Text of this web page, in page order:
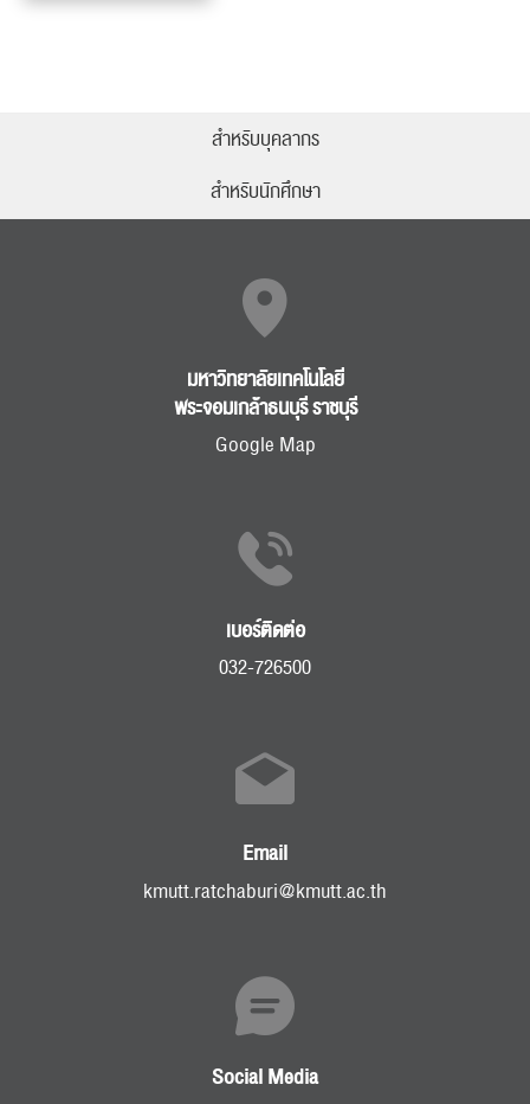
สำหรับบุคลากร
สำหรับนักศึกษา
มหาวิทยาลัยเทคโนโลยี
พระจอมเกล้าธนบุรี ราชบุรี
Google Map
เบอร์ติดต่อ
032-726500
Email
kmutt.ratchaburi@kmutt.ac.th
Social Media